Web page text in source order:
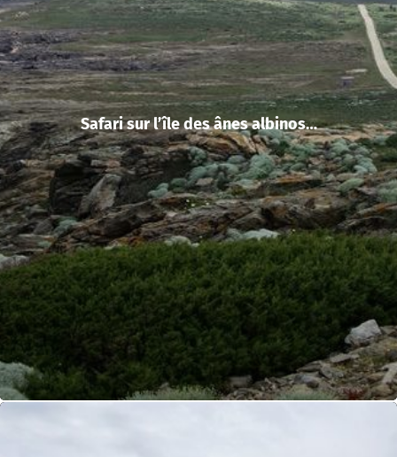
Safari sur l’île des ânes albinos…